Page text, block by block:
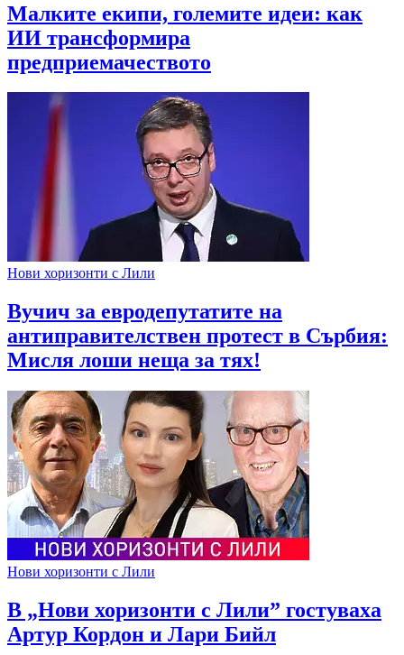
Малките екипи, големите идеи: как
ИИ трансформира
предприемачеството
Нови хоризонти с Лили
Вучич за евродепутатите на
антиправителствен протест в Сърбия:
Мисля лоши неща за тях!
Нови хоризонти с Лили
В „Нови хоризонти с Лили” гостуваха
Артур Кордон и Лари Бийл